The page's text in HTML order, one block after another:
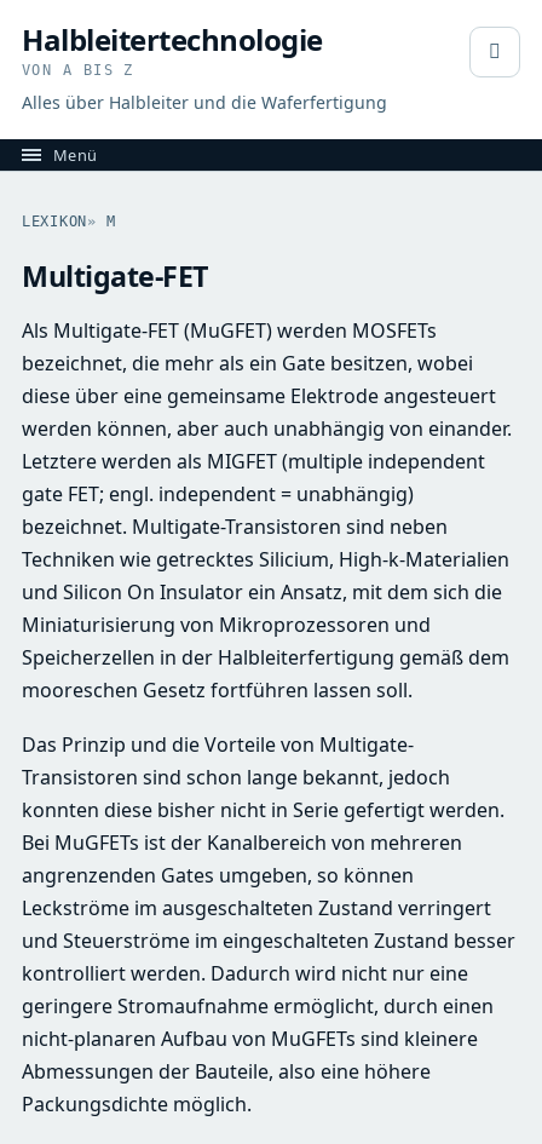
Halbleitertechnologie
VON A BIS Z
Alles über Halbleiter und die Waferfertigung
LEXIKON» M
Multigate-FET
Als Multigate-FET (MuGFET) werden MOSFETs
bezeichnet, die mehr als ein Gate besitzen, wobei
diese über eine gemeinsame Elektrode angesteuert
werden können, aber auch unabhängig von einander.
Letztere werden als MIGFET (multiple independent
gate FET; engl. independent = unabhängig)
bezeichnet. Multigate-Transistoren sind neben
Techniken wie getrecktes Silicium, High-k-Materialien
und Silicon On Insulator ein Ansatz, mit dem sich die
Miniaturisierung von Mikroprozessoren und
Speicherzellen in der Halbleiterfertigung gemäß dem
mooreschen Gesetz fortführen lassen soll.
Das Prinzip und die Vorteile von Multigate-
Transistoren sind schon lange bekannt, jedoch
konnten diese bisher nicht in Serie gefertigt werden.
Bei MuGFETs ist der Kanalbereich von mehreren
angrenzenden Gates umgeben, so können
Leckströme im ausgeschalteten Zustand verringert
und Steuerströme im eingeschalteten Zustand besser
kontrolliert werden. Dadurch wird nicht nur eine
geringere Stromaufnahme ermöglicht, durch einen
nicht-planaren Aufbau von MuGFETs sind kleinere
Abmessungen der Bauteile, also eine höhere
Packungsdichte möglich.